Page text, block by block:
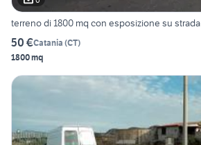
terreno di 1800 mq con esposizione su strada
50 €Catania (CT)
1800 mq